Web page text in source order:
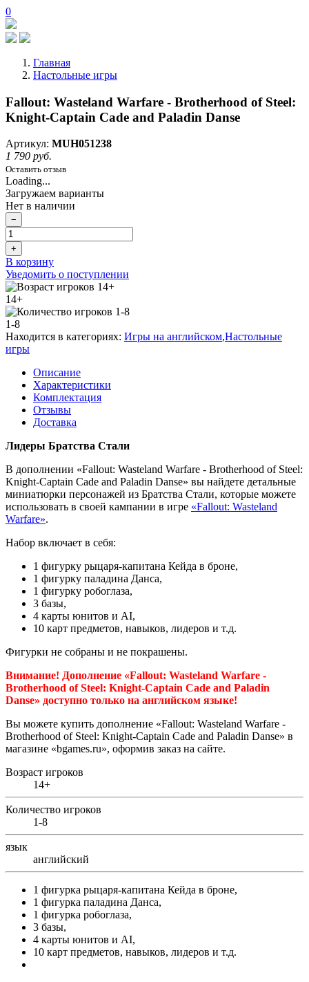
0
Главная
Настольные игры
Fallout: Wasteland Warfare - Brotherhood of Steel:
Knight-Captain Cade and Paladin Danse
Артикул: MUH051238
1 790 руб.
Оставить отзыв
Loading...
Загружаем варианты
Нет в наличии
−
+
В корзину
Уведомить о поступлении
14+
1-8
Находится в категориях: Игры на английском,Настольные
игры
Описание
Характеристики
Комплектация
Отзывы
Доставка
Лидеры Братства Стали
В дополнении «Fallout: Wasteland Warfare - Brotherhood of Steel:
Knight-Captain Cade and Paladin Danse» вы найдете детальные
миниатюрки персонажей из Братства Стали, которые можете
использовать в своей кампании в игре «Fallout: Wasteland
Warfare».
Набор включает в себя:
1 фигурку рыцаря-капитана Кейда в броне,
1 фигурку паладина Данса,
1 фигурку робоглаза,
3 базы,
4 карты юнитов и AI,
10 карт предметов, навыков, лидеров и т.д.
Фигурки не собраны и не покрашены.
Внимание! Дополнение «Fallout: Wasteland Warfare -
Brotherhood of Steel: Knight-Captain Cade and Paladin
Danse» доступно только на английском языке!
Вы можете купить дополнение «Fallout: Wasteland Warfare -
Brotherhood of Steel: Knight-Captain Cade and Paladin Danse» в
магазине «bgames.ru», оформив заказ на сайте.
Возраст игроков
14+
Количество игроков
1-8
язык
английский
1 фигурка рыцаря-капитана Кейда в броне,
1 фигурка паладина Данса,
1 фигурка робоглаза,
3 базы,
4 карты юнитов и AI,
10 карт предметов, навыков, лидеров и т.д.